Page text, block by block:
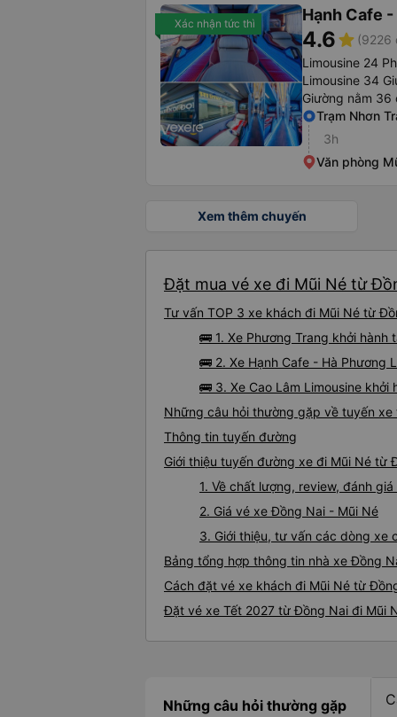
Xác nhận tức thì Hạnh Cafe
4.6star (9226
Limousine 24
Limousine 34
Giường nằm 36
Trạm Nhơn
3h
Văn phòng
Xem thêm chuyến
Đặt mua vé xe đi Mũi Né từ
Tư vấn TOP 3 xe khách đi Mũi Né từ
🚌 1. Xe Phương Trang khởi hành
🚌 2. Xe Hạnh Cafe - Hà Phương
🚌 3. Xe Cao Lâm Limousine khởi
Những câu hỏi thường gặp về tuyến
Thông tin tuyến đường
Giới thiệu tuyến đường xe đi Mũi Né từ
1. Về chất lượng, review, đánh
2. Giá vé xe Đồng Nai - Mũi Né
3. Giới thiệu, tư vấn các dòng xe
Bảng tổng hợp thông tin nhà xe Đồng
Cách đặt vé xe khách đi Mũi Né từ
Đặt vé xe Tết 2027 từ Đồng Nai đi Mũi
Những câu hỏi thường gặp